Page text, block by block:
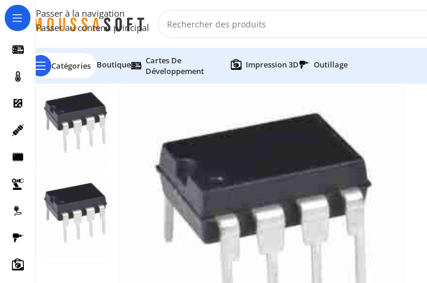
Passer à la navigation
Passer au contenu principal
Catégories Boutique
Cartes De
Développement
Impression 3D Outillage